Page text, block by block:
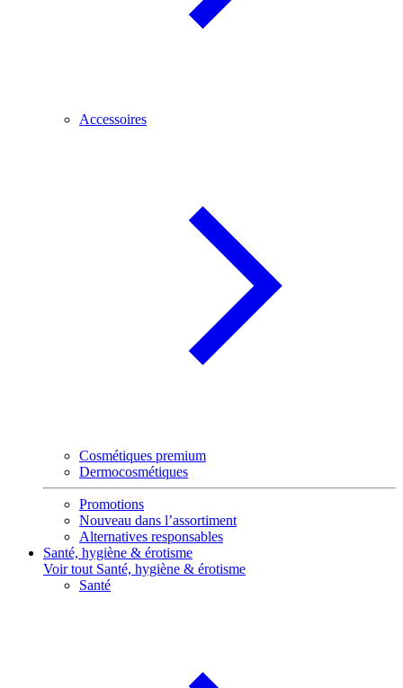
Accessoires
Cosmétiques premium
Dermocosmétiques
Promotions
Nouveau dans l’assortiment
Alternatives responsables
Santé, hygiène & érotisme
Voir tout Santé, hygiène & érotisme
Santé